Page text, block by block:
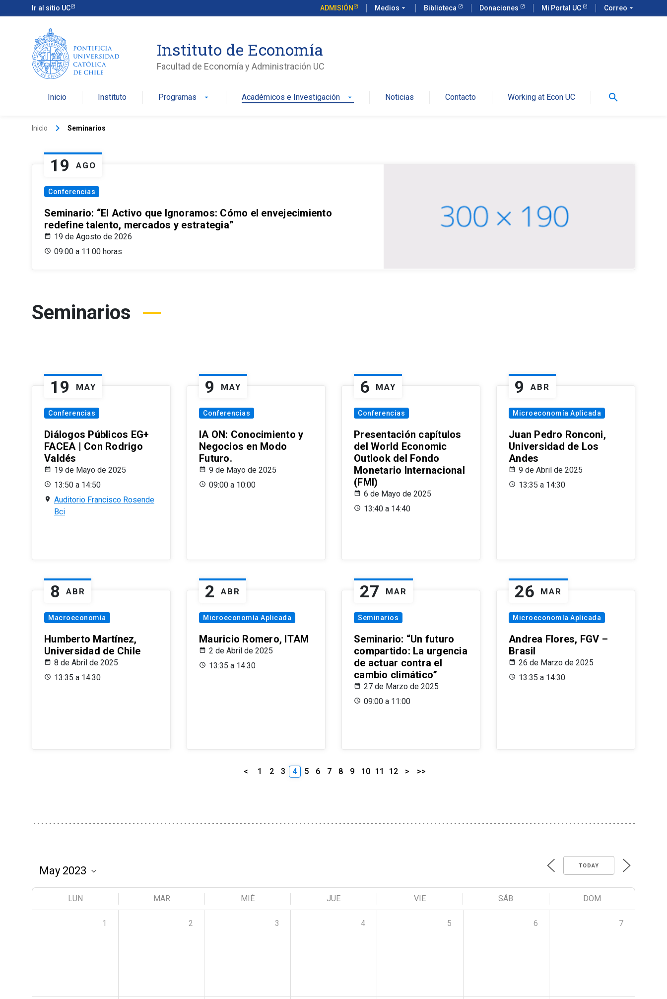
Ir al sitio UC ADMISIÓN Medios arrow_drop_down Biblioteca Donaciones Mi Portal UC Correo arrow_drop_down
Instituto de Economía
Facultad de Economía y Administración UC
Inicio Instituto Programas arrow_drop_down Académicos e Investigación arrow_drop_down Noticias Contacto Working at Econ UC search
Inicio keyboard_arrow_right Seminarios
19 AGO
Conferencias
Seminario: “El Activo que Ignoramos: Cómo el envejecimiento
redefine talento, mercados y estrategia”
19 de Agosto de 2026
09:00 a 11:00 horas
Seminarios
19 MAY
Conferencias
Diálogos Públicos EG+
FACEA | Con Rodrigo
Valdés
19 de Mayo de 2025
13:50 a 14:50
Auditorio Francisco Rosende
Bci
9 MAY
Conferencias
IA ON: Conocimiento y
Negocios en Modo
Futuro.
9 de Mayo de 2025
09:00 a 10:00
6 MAY
Conferencias
Presentación capítulos
del World Economic
Outlook del Fondo
Monetario Internacional
(FMI)
6 de Mayo de 2025
13:40 a 14:40
9 ABR
Microeconomía Aplicada
Juan Pedro Ronconi,
Universidad de Los
Andes
9 de Abril de 2025
13:35 a 14:30
8 ABR
Macroeconomía
Humberto Martínez,
Universidad de Chile
8 de Abril de 2025
13:35 a 14:30
2 ABR
Microeconomía Aplicada
Mauricio Romero, ITAM
2 de Abril de 2025
13:35 a 14:30
27 MAR
Seminarios
Seminario: “Un futuro
compartido: La urgencia
de actuar contra el
cambio climático”
27 de Marzo de 2025
09:00 a 11:00
26 MAR
Microeconomía Aplicada
Andrea Flores, FGV –
Brasil
26 de Marzo de 2025
13:35 a 14:30
< 1 2 3 4 5 6 7 8 9 10 11 12 > >>
TODAY
LUN MAR MIÉ JUE VIE SÁB DOM
1 2 3 4 5 6 7